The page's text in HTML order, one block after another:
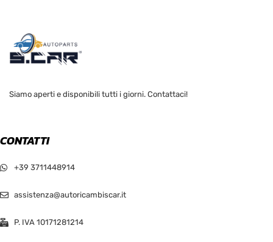
Siamo aperti e disponibili tutti i giorni. Contattaci!
CONTATTI
+39 3711448914
assistenza@autoricambiscar.it
P. IVA 10171281214